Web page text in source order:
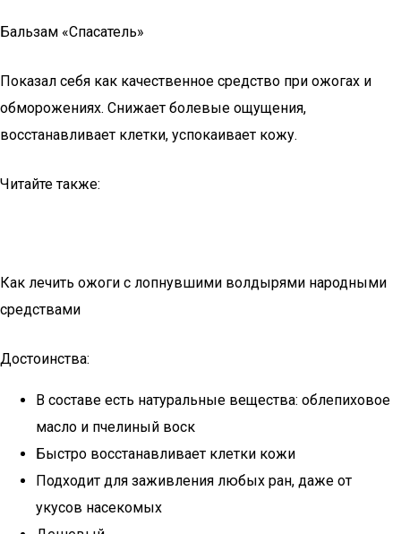
Бальзам «Спасатель»
Показал себя как качественное средство при ожогах и
обморожениях. Снижает болевые ощущения,
восстанавливает клетки, успокаивает кожу.
Читайте также:
Как лечить ожоги с лопнувшими волдырями народными
средствами
Достоинства:
В составе есть натуральные вещества: облепиховое
масло и пчелиный воск
Быстро восстанавливает клетки кожи
Подходит для заживления любых ран, даже от
укусов насекомых